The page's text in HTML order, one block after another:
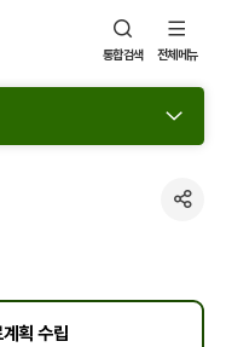
통합검색 전체메뉴
SNS
열
획 수립